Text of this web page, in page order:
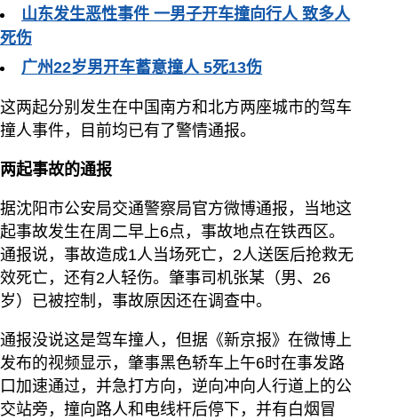
山东发生恶性事件 一男子开车撞向行人 致多人
死伤
广州22岁男开车蓄意撞人 5死13伤
这两起分别发生在中国南方和北方两座城市的驾车
撞人事件，目前均已有了警情通报。
两起事故的通报
据沈阳市公安局交通警察局官方微博通报，当地这
起事故发生在周二早上6点，事故地点在铁西区。
通报说，事故造成1人当场死亡，2人送医后抢救无
效死亡，还有2人轻伤。肇事司机张某（男、26
岁）已被控制，事故原因还在调查中。
通报没说这是驾车撞人，但据《新京报》在微博上
发布的视频显示，肇事黑色轿车上午6时在事发路
口加速通过，并急打方向，逆向冲向人行道上的公
交站旁，撞向路人和电线杆后停下，并有白烟冒